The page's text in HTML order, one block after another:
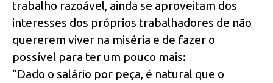
trabalho razoável, ainda se aproveitam dos
interesses dos próprios trabalhadores de não
quererem viver na miséria e de fazer o
possível para ter um pouco mais:
“Dado o salário por peça, é natural que o